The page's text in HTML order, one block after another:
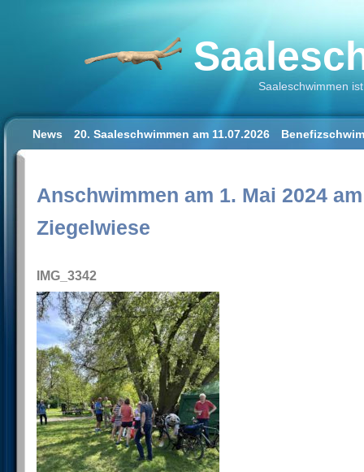
Saaleschwimmen
News 20. Saaleschwimmen am 11.07.2026
Anschwimmen am 1. Mai 2024
Ziegelwiese
IMG_3342